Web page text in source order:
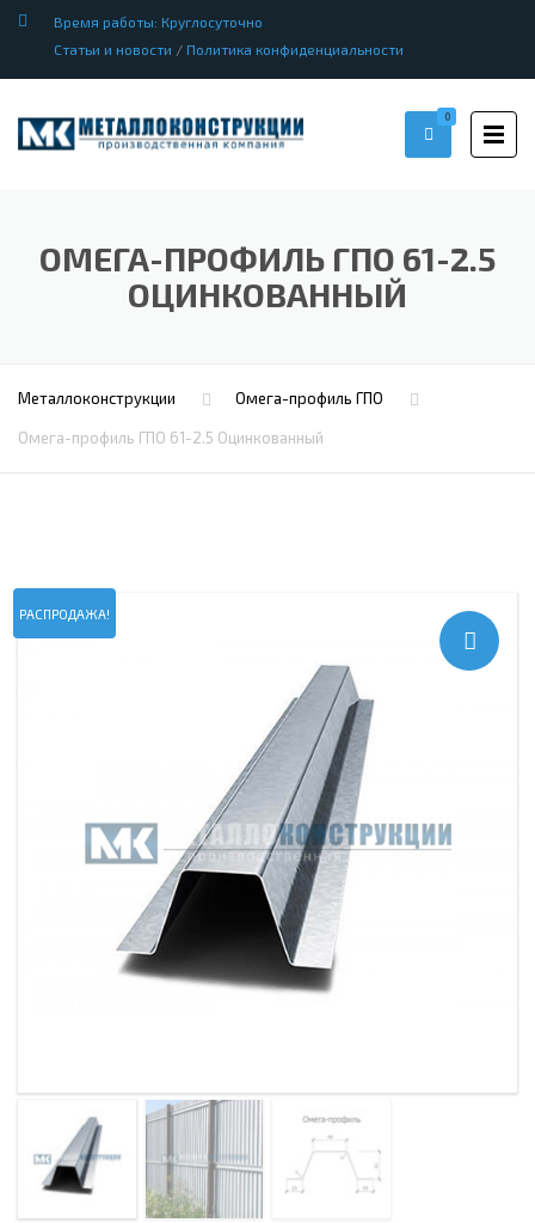
Время работы: Круглосуточно
Статьи и новости / Политика конфиденциальности
0
ОМЕГА-ПРОФИЛЬ ГПО 61-2.5
ОЦИНКОВАННЫЙ
Металлоконструкции Омега-профиль ГПО
Омега-профиль ГПО 61-2.5 Оцинкованный
РАСПРОДАЖА!